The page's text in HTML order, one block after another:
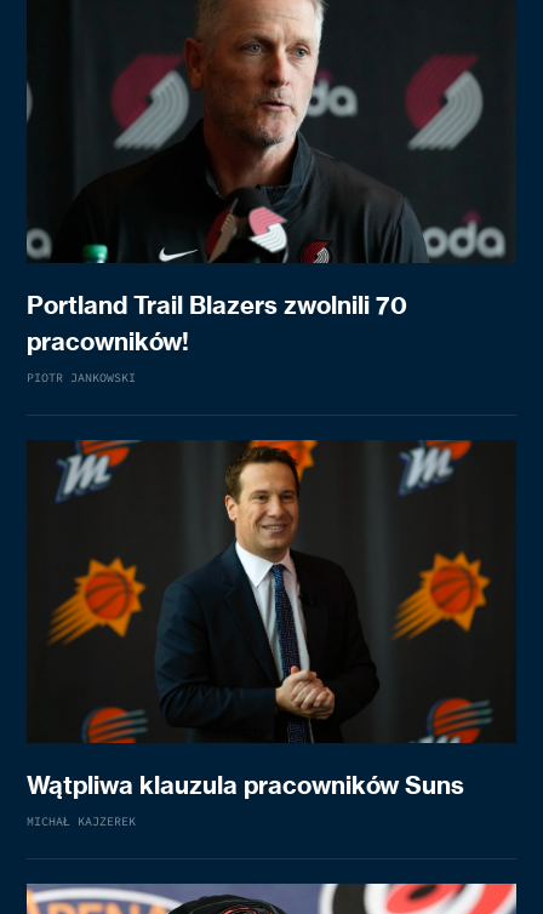
Portland Trail Blazers zwolnili 70
pracowników!
PIOTR JANKOWSKI
Wątpliwa klauzula pracowników Suns
MICHAŁ KAJZEREK